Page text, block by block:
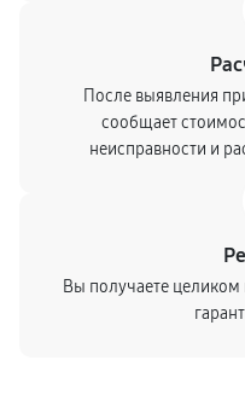
После выявления
сообщает
неисправности и
Вы получаете